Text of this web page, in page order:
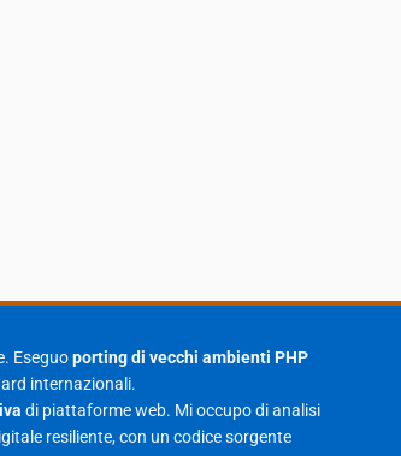
1
Eseguoporting di vecchi ambienti PHP
internazionali.
di piattaforme web. Mi occupo di analisi
resiliente, con un codice sorgente